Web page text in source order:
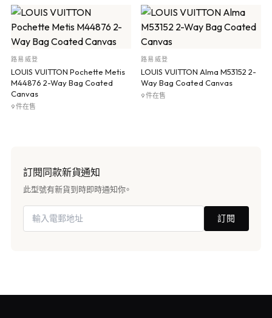
路易威登
LOUIS VUITTON Pochette Metis
M44876 2-Way Bag Coated
Canvas
9 件在售
路易威登
LOUIS VUITTON Alma M53152 2-
Way Bag Coated Canvas
9 件在售
訂閱同款新貨通知
此型號有新貨到時即時通知你。
訂閱